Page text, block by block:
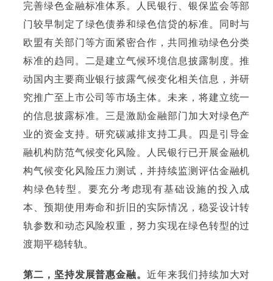
完善绿色金融标准体系。人民银行、银保监会等部
门较早制定了绿色债券和绿色信贷的标准。同时与
欧盟有关部门等方面紧密合作，共同推动绿色分类
标准的趋同。 二是建立气候环境信息披露制度。推
动国内主要商业银行披露气候变化相关信息，并研
究推广至上市公司等市场主体。 未来，将建立统一
的信息披露标准。三是激励金融部门加大对绿色产
业的资金支持。研究碳减排支持工具。
四是引导金
融机构防范气候变化风险。 人民银行已开展金融机
构气候变化风险压力测试，并持续监测评估金融机
构绿色转型。 要充分考虑现有基础设施的投入成
本、预期使用寿命和折旧的实际情况，稳妥设计转
轨参数和动态风险权重，努力实现在绿色转型的过
渡期平稳转轨。
第二，坚持发展普惠金融。近年来我们持续加大对